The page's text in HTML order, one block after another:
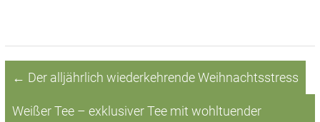
← Der alljährlich wiederkehrende Weihnachtsstress
Weißer Tee – exklusiver Tee mit wohltuender